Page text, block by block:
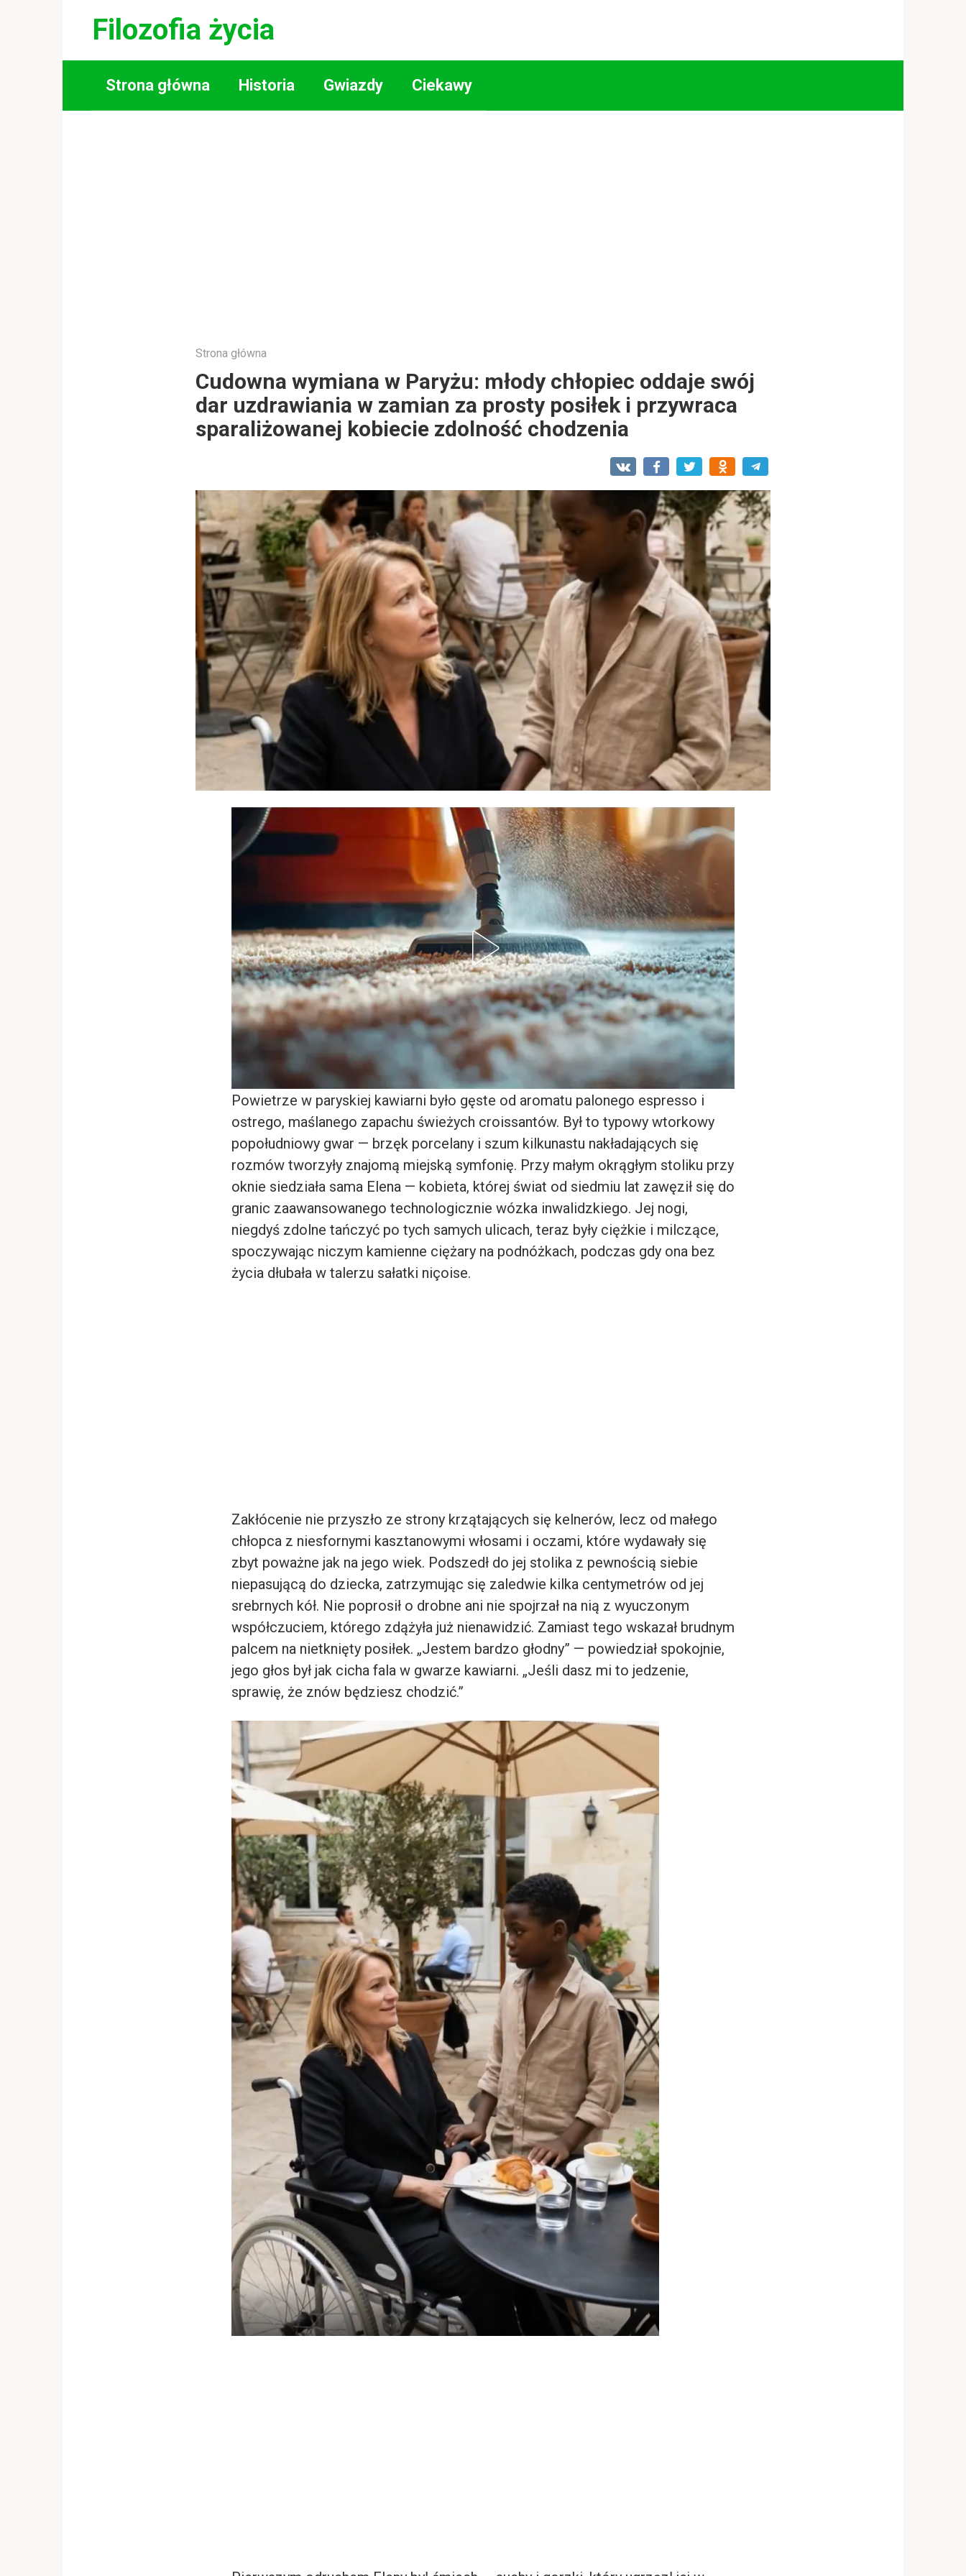
Filozofia życia
Strona główna Historia Gwiazdy Ciekawy
Strona główna
Cudowna wymiana w Paryżu: młody chłopiec oddaje swój
dar uzdrawiania w zamian za prosty posiłek i przywraca
sparaliżowanej kobiecie zdolność chodzenia
Powietrze w paryskiej kawiarni było gęste od aromatu palonego espresso i
ostrego, maślanego zapachu świeżych croissantów. Był to typowy wtorkowy
popołudniowy gwar — brzęk porcelany i szum kilkunastu nakładających się
rozmów tworzyły znajomą miejską symfonię. Przy małym okrągłym stoliku przy
oknie siedziała sama Elena — kobieta, której świat od siedmiu lat zawęził się do
granic zaawansowanego technologicznie wózka inwalidzkiego. Jej nogi,
niegdyś zdolne tańczyć po tych samych ulicach, teraz były ciężkie i milczące,
spoczywając niczym kamienne ciężary na podnóżkach, podczas gdy ona bez
życia dłubała w talerzu sałatki niçoise.
Zakłócenie nie przyszło ze strony krzątających się kelnerów, lecz od małego
chłopca z niesfornymi kasztanowymi włosami i oczami, które wydawały się
zbyt poważne jak na jego wiek. Podszedł do jej stolika z pewnością siebie
niepasującą do dziecka, zatrzymując się zaledwie kilka centymetrów od jej
srebrnych kół. Nie poprosił o drobne ani nie spojrzał na nią z wyuczonym
współczuciem, którego zdążyła już nienawidzić. Zamiast tego wskazał brudnym
palcem na nietknięty posiłek. „Jestem bardzo głodny” — powiedział spokojnie,
jego głos był jak cicha fala w gwarze kawiarni. „Jeśli dasz mi to jedzenie,
sprawię, że znów będziesz chodzić.”